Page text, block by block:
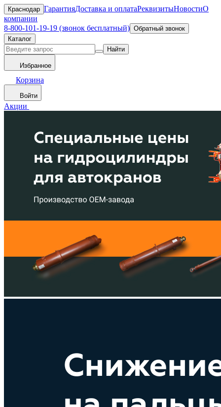
Краснодар ГарантияДоставка и оплатаРеквизитыНовостиО
компании
8-800-101-19-19 (звонок бесплатный) Обратный звонок
Каталог
Найти
Избранное
Корзина
Войти
Акции